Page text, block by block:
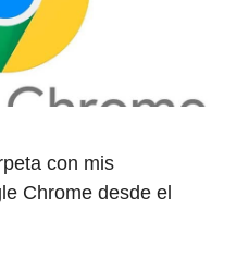
con mis
Chrome desde el